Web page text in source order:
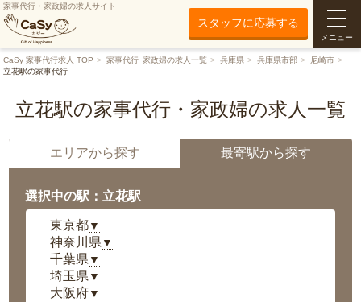
家事代行・家政婦の求人サイト
スタッフに応募する
メニュー
CaSy 家事代行求人 TOP 家事代行･家政婦の求人一覧 兵庫県 兵庫県市部
尼崎市
立花駅の家事代行
立花駅の家事代行・家政婦の求人一覧
エリアから探す 最寄駅から探す
選択中の駅：立花駅
東京都▼
神奈川県 ▼
千葉県 ▼
埼玉県 ▼
大阪府▼